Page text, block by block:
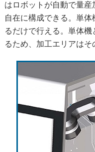
はロボットが自動で量
自在に構成できる。単
るだけで行える。単体
るため、加工エリアはそ